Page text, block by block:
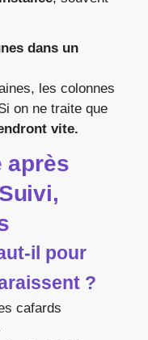
dans un
les colonnes
on ne traite que
vite.
après
il pour
?
cafards